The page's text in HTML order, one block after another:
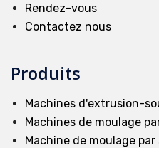
Rendez-vous
Contactez nous
Produits
Machines d'extrusion-
Machines de moulage
Machine de moulage